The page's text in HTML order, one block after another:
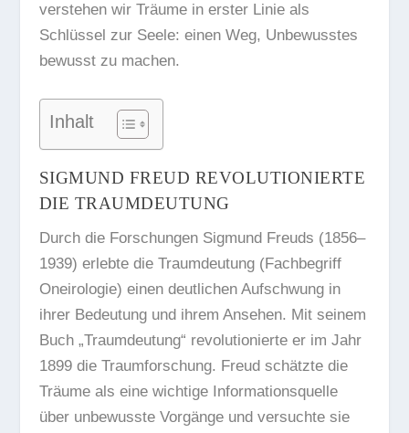
verstehen wir Träume in erster Linie als
Schlüssel zur Seele: einen Weg, Unbewusstes
bewusst zu machen.
Inhalt
SIGMUND FREUD REVOLUTIONIERTE
DIE TRAUMDEUTUNG
Durch die Forschungen Sigmund Freuds (1856–
1939) erlebte die Traumdeutung (Fachbegriff
Oneirologie) einen deutlichen Aufschwung in
ihrer Bedeutung und ihrem Ansehen. Mit seinem
Buch „Traumdeutung“ revolutionierte er im Jahr
1899 die Traumforschung. Freud schätzte die
Träume als eine wichtige Informationsquelle
über unbewusste Vorgänge und versuchte sie